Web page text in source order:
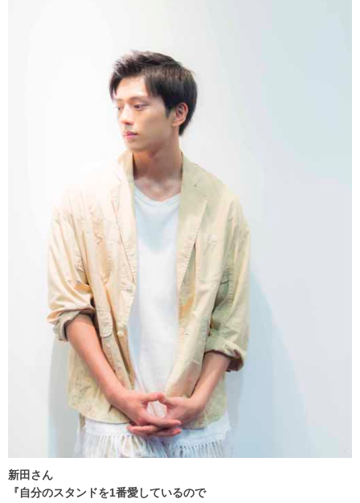
新田さん
『自分のスタンドを1番愛しているので